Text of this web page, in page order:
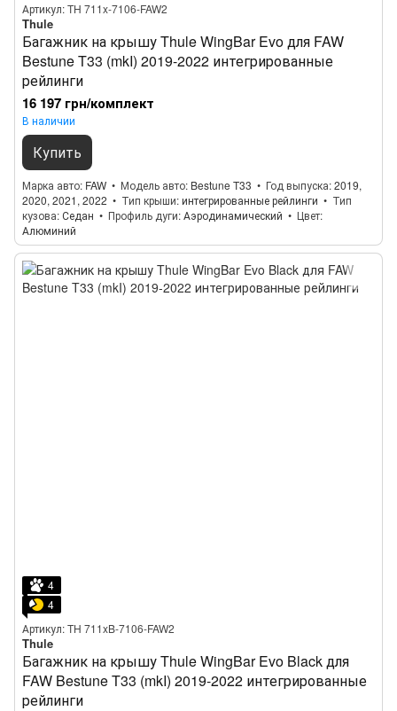
Артикул: TH 711x-7106-FAW2
Thule
Багажник на крышу Thule WingBar Evo для FAW
Bestune T33 (mkI) 2019-2022 интегрированные
рейлинги
16 197 грн/комплект
В наличии
Купить
Марка авто FAW Модель авто Bestune T33 Год выпуска 2019,
2020, 2021, 2022
Тип крыши интегрированные рейлинги
Тип
кузова Седан Профиль дуги Аэродинамический
Цвет
Алюминий
4
4
Артикул: TH 711xB-7106-FAW2
Thule
Багажник на крышу Thule WingBar Evo Black для
FAW Bestune T33 (mkI) 2019-2022 интегрированные
рейлинги